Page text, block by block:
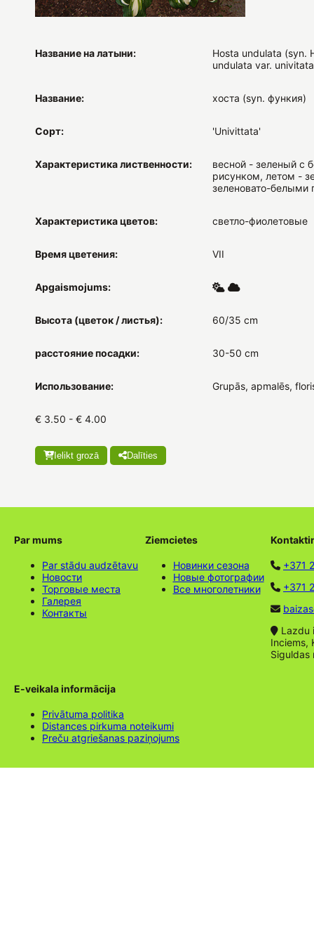
Название на латыни:
Hosta undulata (syn.
undulata var.
Название: хоста (syn. функия)
Сорт: 'Univittata'
Характеристика лиственности:
весной - зеленый с
рисунком, летом -
зеленовато-белыми
Характеристика цветов: светло-фиолетовые
Время цветения: VII
Apgaismojums:
Высота (цветок / листья): 60/35 cm
расстояние посадки: 30-50 cm
Использование: Grupās, apmalēs,
€ 3.50 - € 4.00
Ielikt grozā Dalīties
Par mums
Par stādu audzētavu
Новости
Торговые места
Галерея
Контакты
Ziemcietes
Новинки сезона
Новые фотографии
Все многолетники
+371
+371
Lazdu
Inciems,
Siguldas
E-veikala informācija
Privātuma politika
Distances pirkuma noteikumi
Preču atgriešanas paziņojums